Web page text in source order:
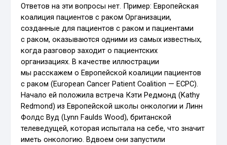
Ответов на эти вопросы нет. Пример: Европейская
коалиция пациентов с раком Организации,
созданные для пациентов с раком и пациентами
с раком, оказываются одними из самых известных,
когда разговор заходит о пациентских
организациях. В качестве иллюстрации
мы расскажем о Европейской коалиции пациентов
с раком (European Cancer Patient Coalition — ECPC).
Начало ей положила встреча Кэти Редмонд (Kathy
Redmond) из Европейской школы онкологии и Линн
Фолдс Вуд (Lynn Faulds Wood), британской
телеведущей, которая испытала на себе, что значит
иметь онкологию. Вдвоем они запустили